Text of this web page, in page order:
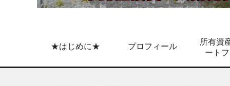
★はじめに★ プロフィール
所有資
ート